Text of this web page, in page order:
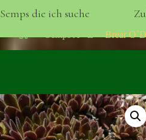
Semps die ich suche
Semps A - Z Brear